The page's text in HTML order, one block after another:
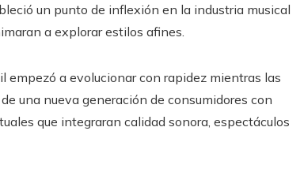
un punto de inflexión en la industria musical
a explorar estilos afines.
empezó a evolucionar con rapidez mientras las
una nueva generación de consumidores con
que integraran calidad sonora, espectáculos